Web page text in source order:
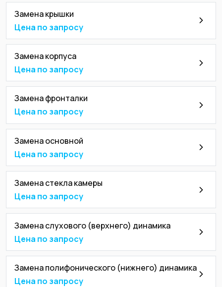
Замена крышки
Цена по запросу
Замена корпуса
Цена по запросу
Замена фронталки
Цена по запросу
Замена основной
Цена по запросу
Замена стекла камеры
Цена по запросу
Замена слухового (верхнего) динамика
Цена по запросу
Замена полифонического (нижнего) динамика
Цена по запросу